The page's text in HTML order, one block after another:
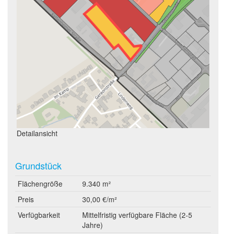
Detailansicht
Grundstück
Flächengröße
9.340 m²
Preis
30,00 €/m²
Verfügbarkeit
Mittelfristig verfügbare Fläche (2-5
Jahre)